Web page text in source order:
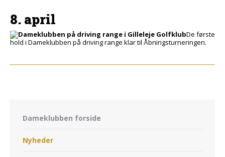
8. april
De første
hold i Dameklubben på driving range klar til Åbningsturneringen.
Dameklubben forside
Nyheder